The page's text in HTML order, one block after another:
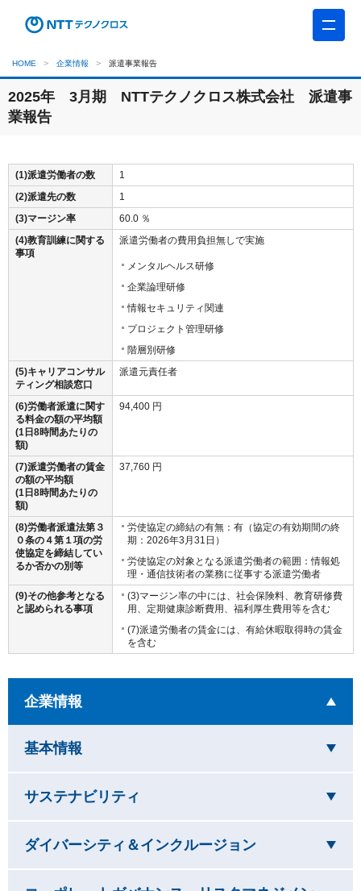
HOME 企業情報 派遣事業報告
2025年 3月期 NTTテクノクロス株式会社 派遣事
業報告
(1)派遣労働者の数
1
(2)派遣先の数
1
(3)マージン率
60.0 ％
(4)教育訓練に関する
事項
派遣労働者の費用負担無しで実施
メンタルヘルス研修
企業論理研修
情報セキュリティ関連
プロジェクト管理研修
階層別研修
(5)キャリアコンサル
ティング相談窓口
派遣元責任者
(6)労働者派遣に関す
る料金の額の平均額
(1日8時間あたりの
額)
94,400 円
(7)派遣労働者の賃金
の額の平均額
(1日8時間あたりの
額)
37,760 円
(8)労働者派遣法第３
０条の４第１項の労
使協定を締結してい
るか否かの別等
労使協定の締結の有無：有（協定の有効期間の終
期：2026年3月31日）
労使協定の対象となる派遣労働者の範囲：情報処
理・通信技術者の業務に従事する派遣労働者
(9)その他参考となる
と認められる事項
(3)マージン率の中には、社会保険料、教育研修費
用、定期健康診断費用、福利厚生費用等を含む
(7)派遣労働者の賃金には、有給休暇取得時の賃金
を含む
企業情報
基本情報
サステナビリティ
ダイバーシティ＆インクルージョンを閉じています